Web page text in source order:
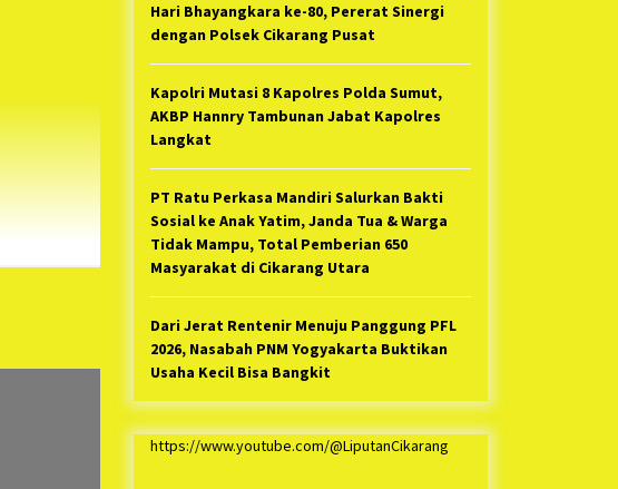
Hari Bhayangkara ke-80, Pererat Sinergi
dengan Polsek Cikarang Pusat
Kapolri Mutasi 8 Kapolres Polda Sumut,
AKBP Hannry Tambunan Jabat Kapolres
Langkat
PT Ratu Perkasa Mandiri Salurkan Bakti
Sosial ke Anak Yatim, Janda Tua & Warga
Tidak Mampu, Total Pemberian 650
Masyarakat di Cikarang Utara
Dari Jerat Rentenir Menuju Panggung PFL
2026, Nasabah PNM Yogyakarta Buktikan
Usaha Kecil Bisa Bangkit
https://www.youtube.com/@LiputanCikarang